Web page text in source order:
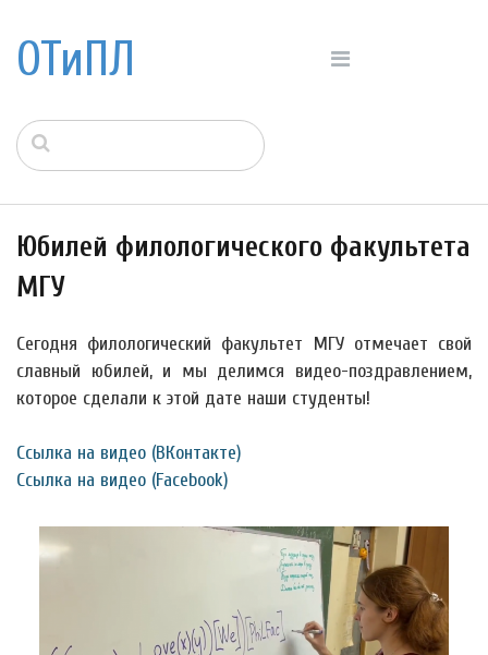
ОТиПЛ
Юбилей филологического факультета
МГУ
Сегодня филологический факультет МГУ отмечает свой
славный юбилей, и мы делимся видео-поздравлением,
которое сделали к этой дате наши студенты!
Ссылка на видео (ВКонтакте)
Ссылка на видео (Facebook)